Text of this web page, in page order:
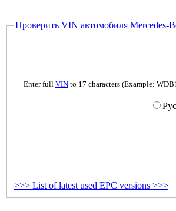
Проверить VIN автомобиля Mercedes-
Enter full VIN to 17 characters (Example:
>>> List of latest used EPC versions >>>